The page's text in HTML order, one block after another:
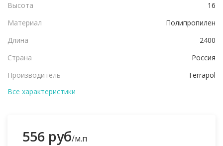
Высота
16
Материал
Полипропилен
Длина
2400
Страна
Россия
Производитель
Terrapol
Все характеристики
556 руб/м.п